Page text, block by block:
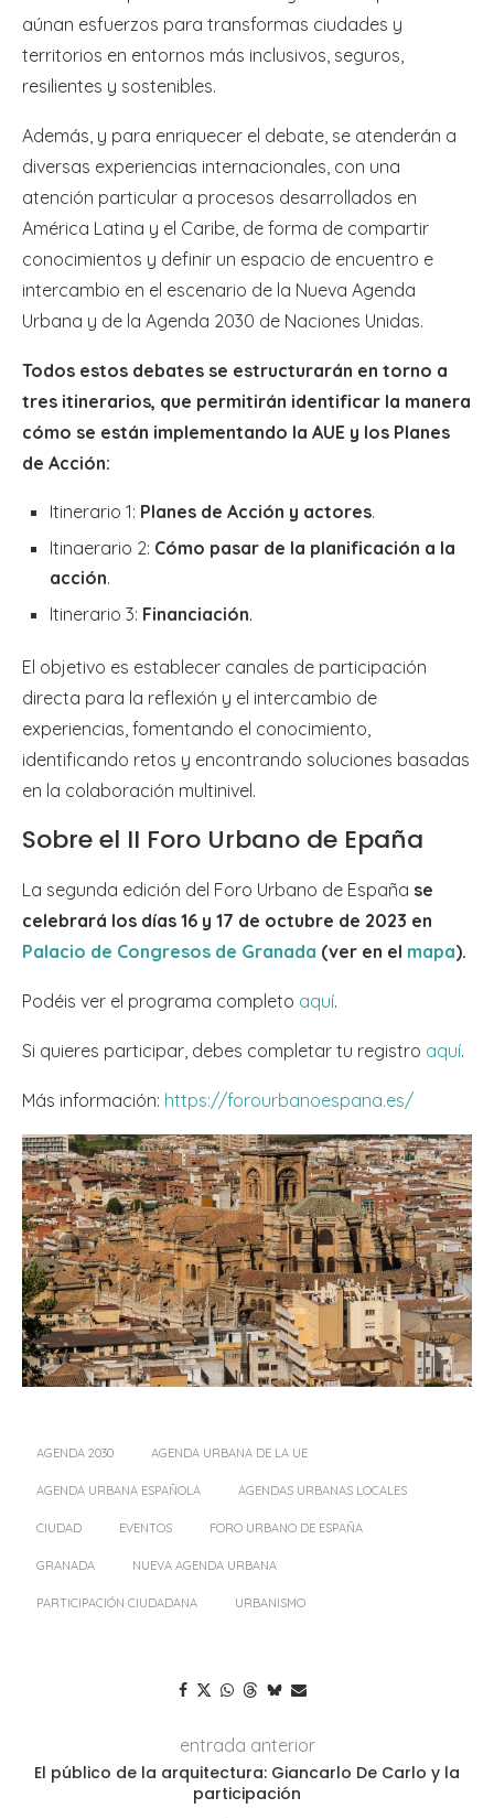
aúnan esfuerzos para transformas ciudades y
territorios en entornos más inclusivos, seguros,
resilientes y sostenibles.
Además, y para enriquecer el debate, se atenderán a
diversas experiencias internacionales, con una
atención particular a procesos desarrollados en
América Latina y el Caribe, de forma de compartir
conocimientos y definir un espacio de encuentro e
intercambio en el escenario de la Nueva Agenda
Urbana y de la Agenda 2030 de Naciones Unidas.
Todos estos debates se estructurarán en torno a
tres itinerarios, que permitirán identificar la manera
cómo se están implementando la AUE y los Planes
de Acción:
Itinerario 1: Planes de Acción y actores.
Itinaerario 2: Cómo pasar de la planificación a la
acción.
Itinerario 3: Financiación.
El objetivo es establecer canales de participación
directa para la reflexión y el intercambio de
experiencias, fomentando el conocimiento,
identificando retos y encontrando soluciones basadas
en la colaboración multinivel.
Sobre el II Foro Urbano de Epaña
La segunda edición del Foro Urbano de España se
celebrará los días 16 y 17 de octubre de 2023 en
Palacio de Congresos de Granada (ver en el mapa).
Podéis ver el programa completo aquí.
Si quieres participar, debes completar tu registro aquí.
Más información: https://forourbanoespana.es/
AGENDA 2030 AGENDA URBANA DE LA UE
AGENDA URBANA ESPAÑOLA AGENDAS URBANAS LOCALES
CIUDAD EVENTOS FORO URBANO DE ESPAÑA
GRANADA NUEVA AGENDA URBANA
PARTICIPACIÓN CIUDADANA URBANISMO
entrada anterior
El público de la arquitectura: Giancarlo De Carlo y la
participación